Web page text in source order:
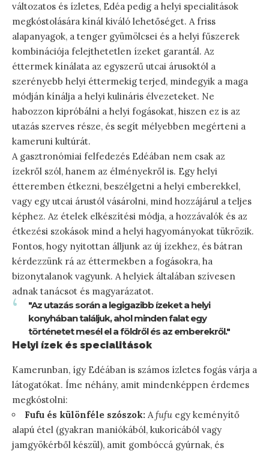
változatos és ízletes, Edéa pedig a helyi specialitások
megkóstolására kínál kiváló lehetőséget. A friss
alapanyagok, a tenger gyümölcsei és a helyi fűszerek
kombinációja felejthetetlen ízeket garantál. Az
éttermek kínálata az egyszerű utcai árusoktól a
szerényebb helyi éttermekig terjed, mindegyik a maga
módján kínálja a helyi kulináris élvezeteket. Ne
habozzon kipróbálni a helyi fogásokat, hiszen ez is az
utazás szerves része, és segít mélyebben megérteni a
kameruni kultúrát.
A gasztronómiai felfedezés Edéában nem csak az
ízekről szól, hanem az élményekről is. Egy helyi
étteremben étkezni, beszélgetni a helyi emberekkel,
vagy egy utcai árustól vásárolni, mind hozzájárul a teljes
képhez. Az ételek elkészítési módja, a hozzávalók és az
étkezési szokások mind a helyi hagyományokat tükrözik.
Fontos, hogy nyitottan álljunk az új ízekhez, és bátran
kérdezzünk rá az éttermekben a fogásokra, ha
bizonytalanok vagyunk. A helyiek általában szívesen
adnak tanácsot és magyarázatot.
"Az utazás során a legigazibb ízeket a helyi
konyhában találjuk, ahol minden falat egy
történetet mesél el a földről és az emberekről."
Helyi ízek és specialitások
Kamerunban, így Edéában is számos ízletes fogás várja a
látogatókat. Íme néhány, amit mindenképpen érdemes
megkóstolni:
Fufu és különféle szószok: A fufu egy keményítő
alapú étel (gyakran maniókából, kukoricából vagy
jamgyökérből készül), amit gombóccá gyúrnak, és